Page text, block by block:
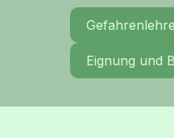
Gefahrenlehre
Eignung und